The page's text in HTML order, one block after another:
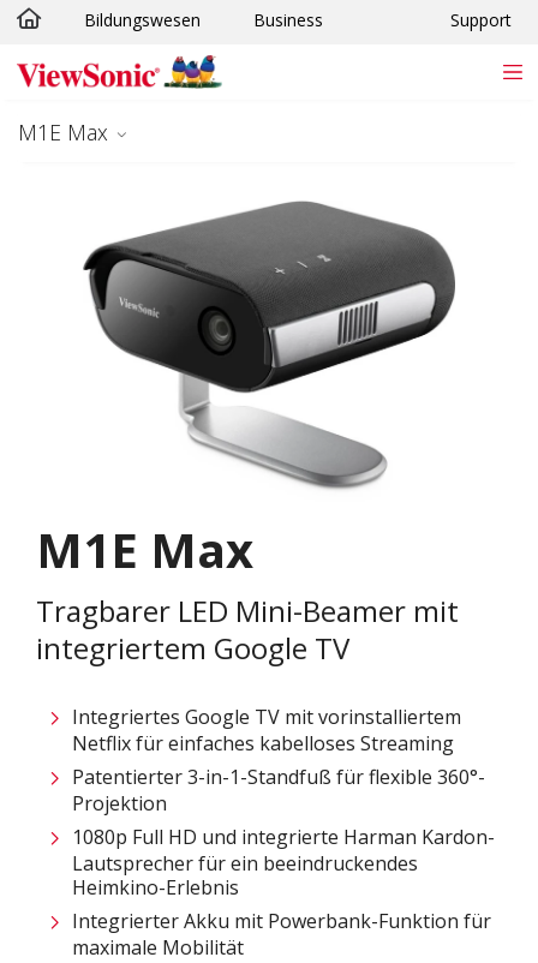
Skip to main content
Bildungswesen Business Support
M1E Max
M1E Max
Tragbarer LED Mini-Beamer mit
integriertem Google TV
Integriertes Google TV mit vorinstalliertem
Netflix für einfaches kabelloses Streaming
Patentierter 3-in-1-Standfuß für flexible 360°-
Projektion
1080p Full HD und integrierte Harman Kardon-
Lautsprecher für ein beeindruckendes
Heimkino-Erlebnis
Integrierter Akku mit Powerbank-Funktion für
maximale Mobilität